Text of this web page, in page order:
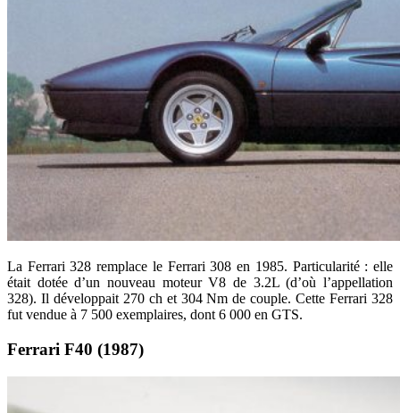
La Ferrari 328 remplace le Ferrari 308 en 1985. Particularité : elle
était dotée d’un nouveau moteur V8 de 3.2L (d’où l’appellation
328). Il développait 270 ch et 304 Nm de couple. Cette Ferrari 328
fut vendue à 7 500 exemplaires, dont 6 000 en GTS.
Ferrari F40 (1987)